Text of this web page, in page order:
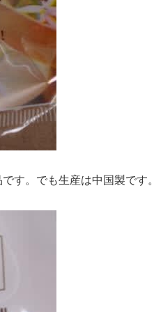
す。でも生産は中国製です。